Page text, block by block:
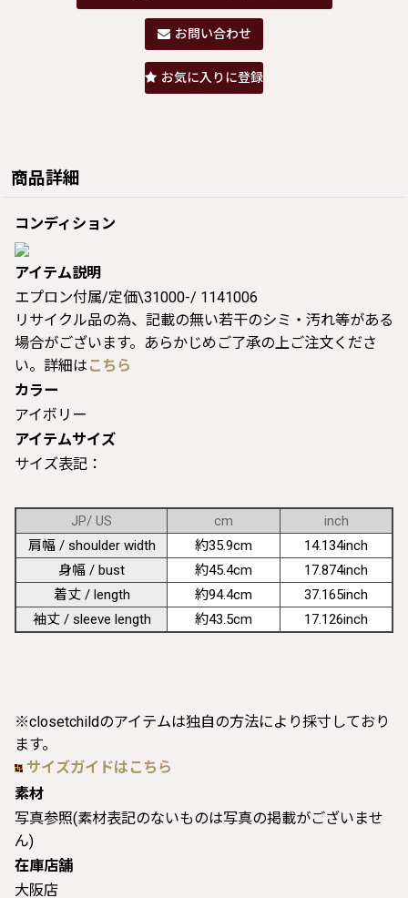
お問い合わせ
お気に入りに登録
商品詳細
コンディション
アイテム説明
エプロン付属/定価\31000-/ 1141006
リサイクル品の為、記載の無い若干のシミ・汚れ等がある
場合がございます。あらかじめご了承の上ご注文くださ
い。詳細は こちら
カラー
アイボリー
アイテムサイズ
サイズ表記：
JP/ US cm
inch
肩幅 / shoulder width
約35.9cm
14.134inch
身幅 / bust
約45.4cm
17.874inch
着丈 / length
約94.4cm
37.165inch
袖丈 / sleeve length
約43.5cm 17.126inch
※closetchildのアイテムは独自の方法により採寸しており
ます。
サイズガイドはこちら
素材
写真参照(素材表記のないものは写真の掲載がございませ
ん)
在庫店舗
大阪店